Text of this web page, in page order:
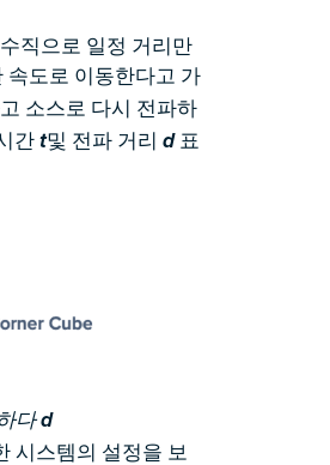
직으로 일정 거리만
도로 이동한다고 가
소스로 다시 전파하
간t및 전파 거리 d표
다d
시스템의 설정을 보